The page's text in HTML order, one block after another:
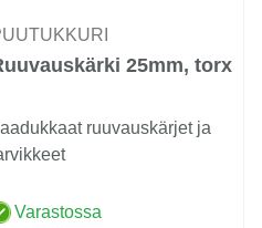
25mm, torx
ruuvauskärjet ja
Varastossa